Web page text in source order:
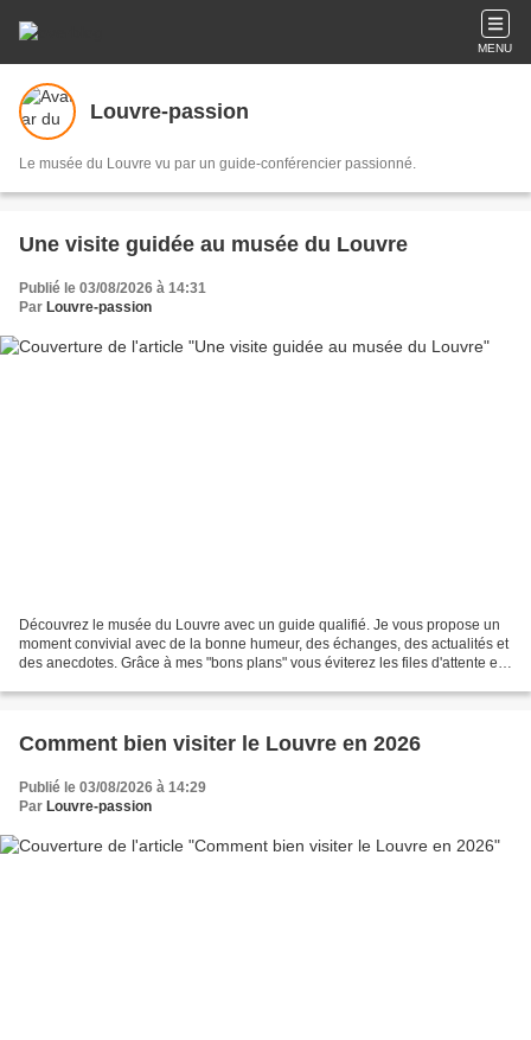
MENU
Louvre-passion
Le musée du Louvre vu par un guide-conférencier passionné.
Une visite guidée au musée du Louvre
Publié le 03/08/2026 à 14:31
Par Louvre-passion
Découvrez le musée du Louvre avec un guide qualifié. Je vous propose un
moment convivial avec de la bonne humeur, des échanges, des actualités et
des anecdotes. Grâce à mes "bons plans" vous éviterez les files d'attente et
Comment bien visiter le Louvre en 2026
Publié le 03/08/2026 à 14:29
Par Louvre-passion